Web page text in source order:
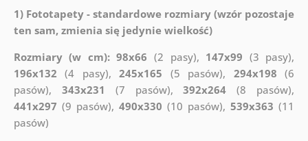
1) Fototapety - standardowe rozmiary (wzór pozostaje
ten sam, zmienia się jedynie wielkość)
Rozmiary (w cm): 98x66 (2 pasy), 147x99 (3 pasy),
196x132 (4 pasy),245x165 (5 pasów), 294x198 (6
pasów), 343x231 (7 pasów),392x264 (8 pasów),
441x297 (9 pasów), 490x330 (10 pasów),539x363 (11
pasów)